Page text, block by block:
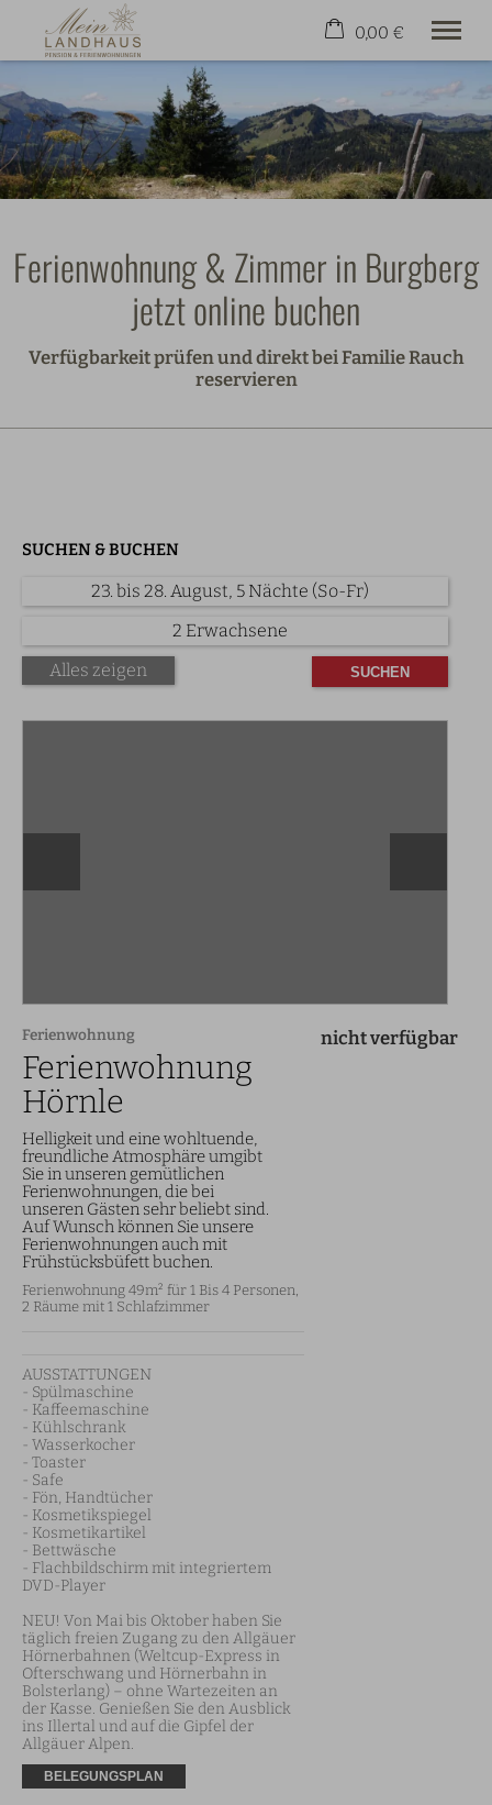
Gut aufgehoben
Wohnen & Preise
Freizeit
+49 8321 81206
0,00 €
Warenkorb ist leer
Ferienwohnung & Zimmer in Burgberg
jetzt online buchen
Verfügbarkeit prüfen und direkt bei Familie Rauch
reservieren
SUCHEN & BUCHEN
23. bis 28. August, 5 Nächte (So-Fr)
2 Erwachsene
Alles zeigen
Ferienwohnung
Ferienwohnung
Hörnle
Helligkeit und eine wohltuende,
freundliche Atmosphäre umgibt
Sie in unseren gemütlichen
Ferienwohnungen, die bei
unseren Gästen sehr beliebt sind.
Auf Wunsch können Sie unsere
Ferienwohnungen auch mit
Frühstücksbüfett buchen.
Ferienwohnung 49m² für 1 Bis 4 Personen,
2 Räume mit 1 Schlafzimmer
AUSSTATTUNGEN
- Spülmaschine
- Kaffeemaschine
- Kühlschrank
- Wasserkocher
- Toaster
- Safe
- Fön, Handtücher
- Kosmetikspiegel
- Kosmetikartikel
- Bettwäsche
- Flachbildschirm mit integriertem
DVD-Player
NEU! Von Mai bis Oktober haben Sie
täglich freien Zugang zu den Allgäuer
Hörnerbahnen (Weltcup-Express in
Ofterschwang und Hörnerbahn in
Bolsterlang) – ohne Wartezeiten an
der Kasse. Genießen Sie den Ausblick
ins Illertal und auf die Gipfel der
Allgäuer Alpen.
nicht verfügbar
BELEGUNGSPLAN